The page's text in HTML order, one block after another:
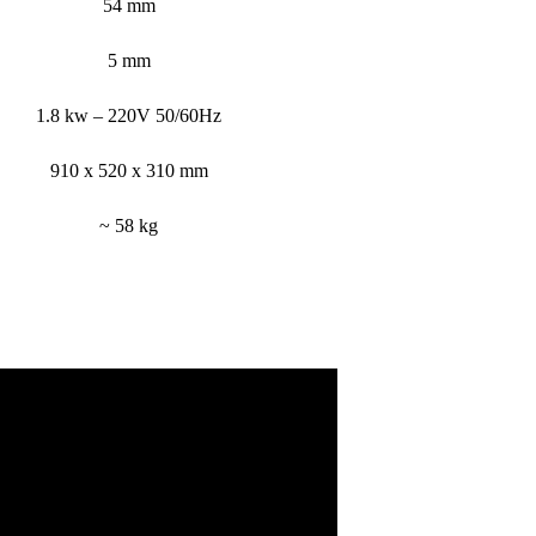
54 mm
5 mm
1.8 kw – 220V 50/60Hz
910 x 520 x 310 mm
~ 58 kg